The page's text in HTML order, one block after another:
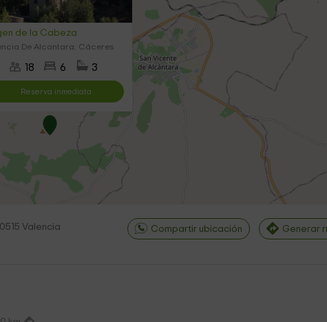
de la Cabeza
De Alcantara, Cáceres
18 6 3
Reserva inmediata
10515 Valencia
Compartir ubicación Generar